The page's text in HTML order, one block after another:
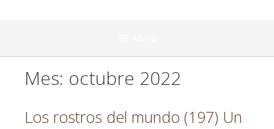
Mes: octubre 2022
Los rostros del mundo (197) Un